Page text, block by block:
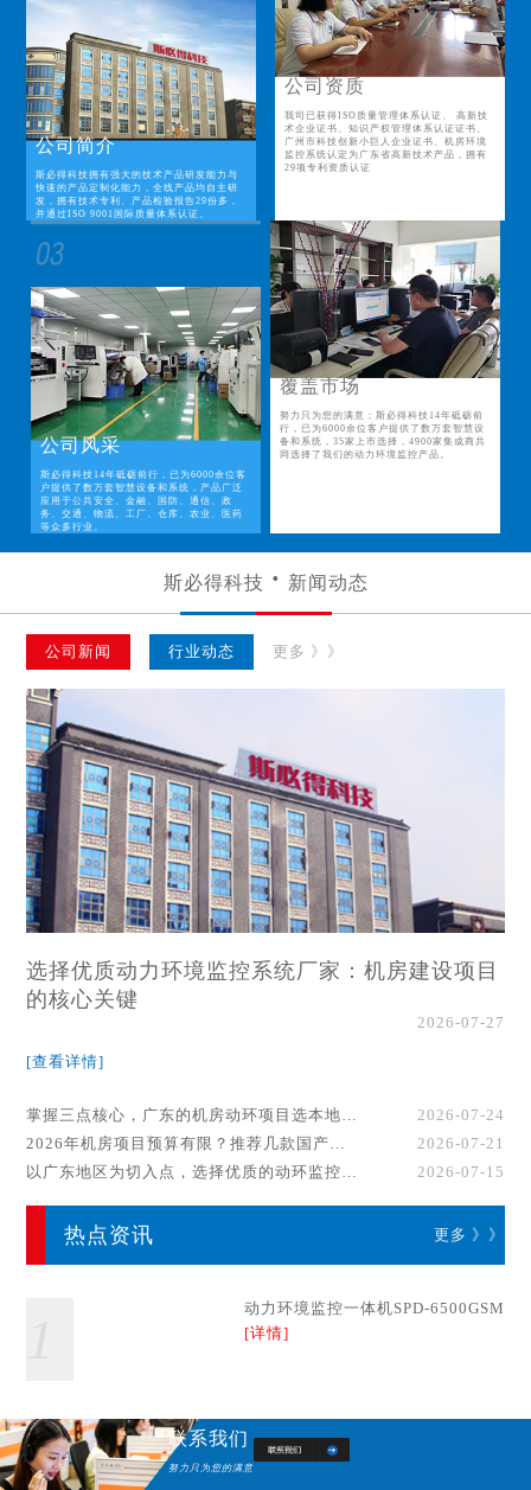
公司简介
斯必得科技拥有强大的技术产品研发能力与
快速的产品定制化能力，全线产品均自主研
发，拥有技术专利、产品检验报告29份多，
并通过ISO 9001国际质量体系认证。
公司资质
我司已获得ISO质量管理体系认证、 高新技
术企业证书、知识产权管理体系认证证书、
广州市科技创新小巨人企业证书、机房环境
监控系统认定为广东省高新技术产品，拥有
29项专利资质认证
公司风采
斯必得科技14年砥砺前行，已为6000余位客
户提供了数万套智慧设备和系统，产品广泛
应用于公共安全、金融、国防、通信、政
务、交通、物流、工厂、仓库、农业、医药
等众多行业。
覆盖市场
努力只为您的满意；斯必得科技14年砥砺前
行，已为6000余位客户提供了数万套智慧设
备和系统，35家上市选择，4900家集成商共
同选择了我们的动力环境监控产品。
斯必得科技 新闻动态
公司新闻 行业动态 更多 》》
选择优质动力环境监控系统厂家：机房建设项目
的核心关键
2026-07-27
[查看详情]
掌握三点核心，广东的机房动环项目选本地厂家事半功倍！
2026-07-24
2026年机房项目预算有限？推荐几款国产动环监控系统品牌
2026-07-21
以广东地区为切入点，选择优质的动环监控系统厂家
2026-07-15
热点资讯 更多 》》
动力环境监控一体机SPD-6500GSM
[详情]
联系我们
努力只为您的满意